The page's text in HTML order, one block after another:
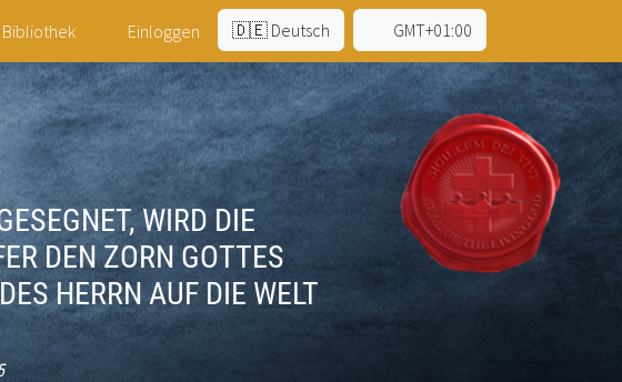
Bibliothek Einloggen 🇩🇪 Deutsch GMT+01:00
WIRD DIE
DEN ZORN GOTTES
HERRN AUF DIE WELT H